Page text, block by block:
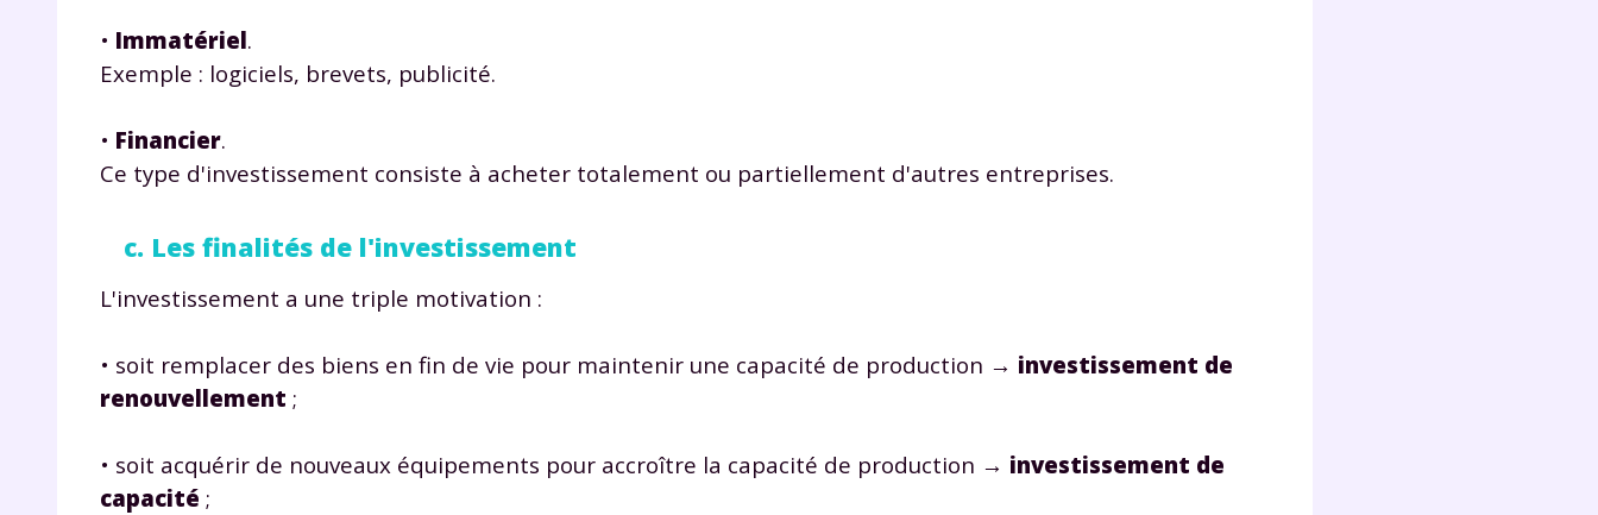
• Immatériel.
Exemple : logiciels, brevets, publicité.
• Financier.
Ce type d'investissement consiste à acheter totalement ou partiellement d'autres entreprises.
c. Les finalités de l'investissement
L'investissement a une triple motivation :
• soit remplacer des biens en fin de vie pour maintenir une capacité de production → investissement de
renouvellement ;
• soit acquérir de nouveaux équipements pour accroître la capacité de production → investissement de
capacité ;